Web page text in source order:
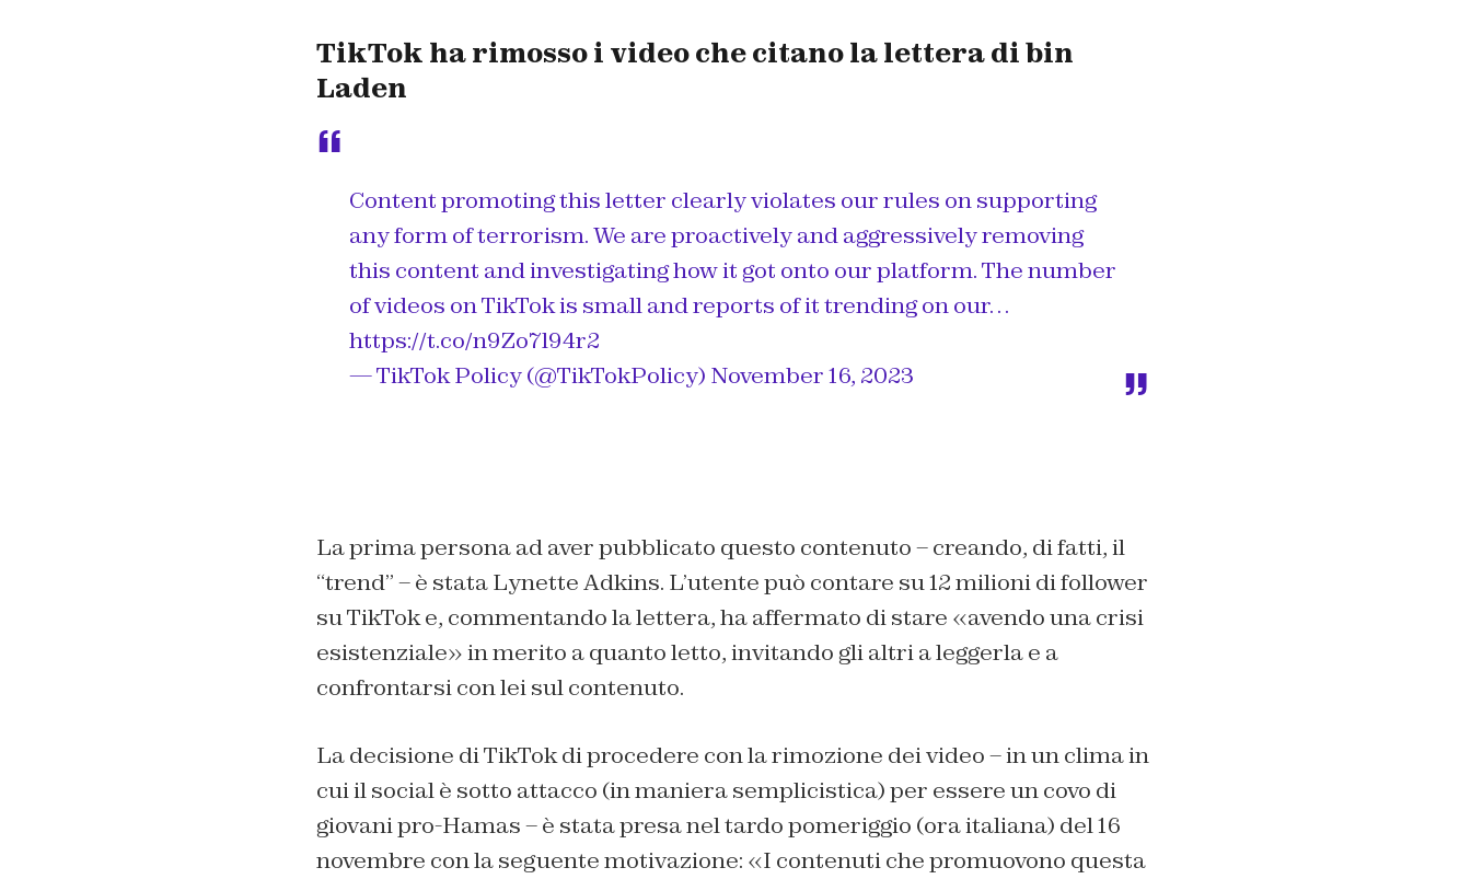
TikTok ha rimosso i video che citano la lettera di bin
Laden
Content promoting this letter clearly violates our rules on supporting
any form of terrorism. We are proactively and aggressively removing
this content and investigating how it got onto our platform. The number
of videos on TikTok is small and reports of it trending on our…
https://t.co/n9Zo7l94r2
— TikTok Policy (@TikTokPolicy) November 16, 2023
La prima persona ad aver pubblicato questo contenuto – creando, di fatti, il
“trend” – è stata Lynette Adkins. L’utente può contare su 12 milioni di follower
su TikTok e, commentando la lettera, ha affermato di stare «avendo una crisi
esistenziale» in merito a quanto letto, invitando gli altri a leggerla e a
confrontarsi con lei sul contenuto.
La decisione di TikTok di procedere con la rimozione dei video – in un clima in
cui il social è sotto attacco (in maniera semplicistica) per essere un covo di
giovani pro-Hamas – è stata presa nel tardo pomeriggio (ora italiana) del 16
novembre con la seguente motivazione: «I contenuti che promuovono questa